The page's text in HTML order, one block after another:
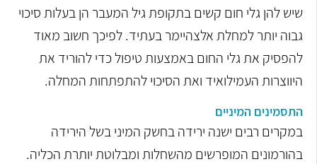
שיש להן גלי חום קשים בתקופת גיל המעבר הן בעלות סיכוי
גבוה יותר למחלת אלצהיימר בעתיד. לפיכך חשוב מאוד
להפסיק את גלי החום באמצעות טיפול כדי להוריד את
היווצרות העמילואיד ואת הסיכוי להתפתחות המחלה.
התסמינים המיניים
במקרים רבים ישנה ירידה בחשק המיני בשל הירידה
בהורמונים המופרשים מהשחלות ומבלוטת יותרת הכליה.